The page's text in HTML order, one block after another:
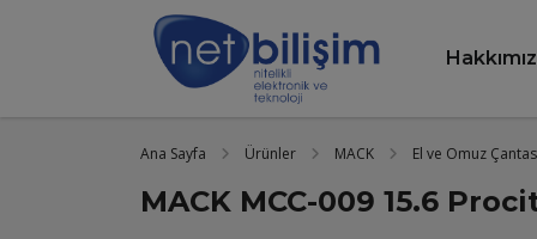
Ana Sayfa Ürünler MACK El ve Omuz
MACK MCC-009 15.6